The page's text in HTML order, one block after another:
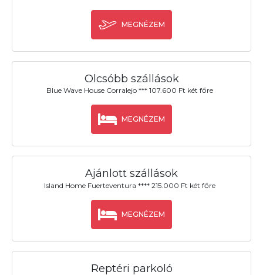
MEGNÉZEM
Olcsóbb szállások
Blue Wave House Corralejo *** 107.600 Ft két főre
MEGNÉZEM
Ajánlott szállások
Island Home Fuerteventura **** 215.000 Ft két főre
MEGNÉZEM
Reptéri parkoló